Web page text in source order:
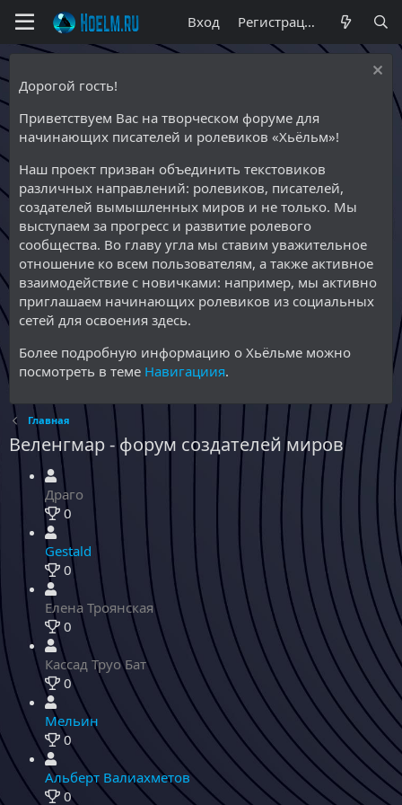
Вход Регистрация
Дорогой гость!
Приветствуем Вас на творческом форуме для
начинающих писателей и ролевиков «Хьёльм»!
Наш проект призван объединить текстовиков
различных направлений: ролевиков, писателей,
создателей вымышленных миров и не только. Мы
выступаем за прогресс и развитие ролевого
сообщества. Во главу угла мы ставим уважительное
отношение ко всем пользователям, а также активное
взаимодействие с новичками: например, мы активно
приглашаем начинающих ролевиков из социальных
сетей для освоения здесь.
Более подробную информацию о Хьёльме можно
посмотреть в теме Навигациия.
Главная
Веленгмар - форум создателей миров
Драго
0
Gestald
0
Елена Троянская
0
Кассад Труо Бат
0
Мельин
0
Альберт Валиахметов
0